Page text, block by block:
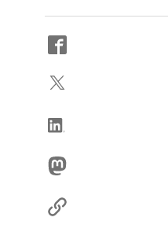
So
Sie
Internet